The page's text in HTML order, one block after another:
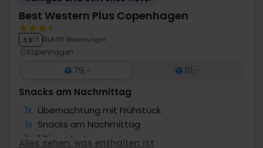
Best Western Plus Copenhagen
3.9/ 5 Gut 310 Bewertungen
Kopenhagen
79,-
111,-
Snacks am Nachmittag
1x Übernachtung mit Frühstück
1x Snacks am Nachmittag
1x 1 Bier oder Limonade
Alles sehen, was enthalten ist